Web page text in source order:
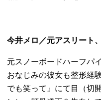
今井メロ／元アスリート
元スノーボードハーフパ
おなじみの彼女も整形経
でも笑って』にて目（切